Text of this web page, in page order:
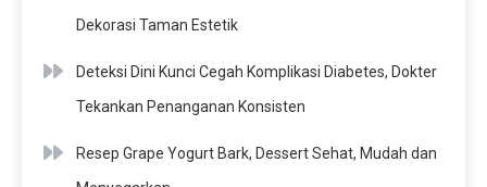
Dekorasi Taman Estetik
Deteksi Dini Kunci Cegah Komplikasi Diabetes, Dokter
Tekankan Penanganan Konsisten
Resep Grape Yogurt Bark, Dessert Sehat, Mudah dan